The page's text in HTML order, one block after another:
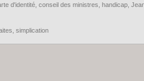
d'identité conseil des ministres handicap
simplication